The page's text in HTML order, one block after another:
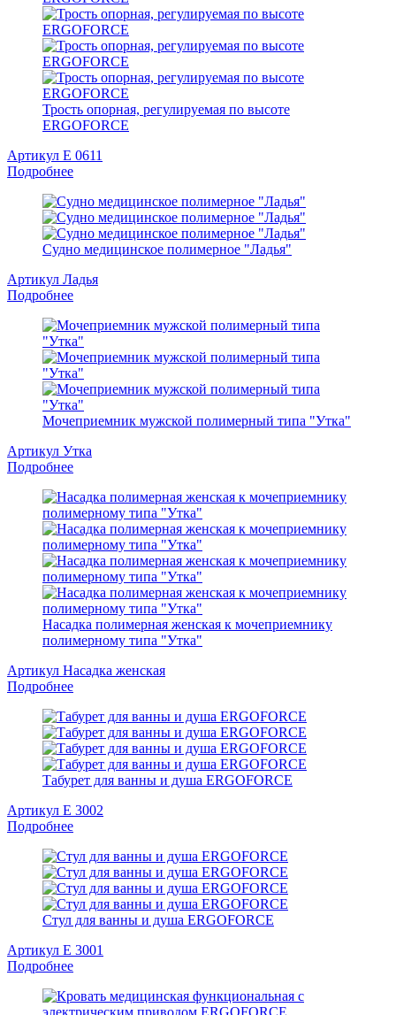
Трость опорная, регулируемая по высоте
ERGOFORCE
Артикул Е 0611
Подробнее
Судно медицинское полимерное "Ладья"
Артикул Ладья
Подробнее
Мочеприемник мужской полимерный типа "Утка"
Артикул Утка
Подробнее
Насадка полимерная женская к мочеприемнику
полимерному типа "Утка"
Артикул Насадка женская
Подробнее
Табурет для ванны и душа ERGOFORCE
Артикул Е 3002
Подробнее
Стул для ванны и душа ERGOFORCE
Артикул Е 3001
Подробнее